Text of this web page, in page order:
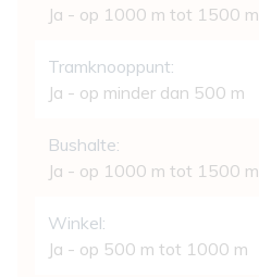
Ja - op 1000 m tot 1500 m
Tramknooppunt:
Ja - op minder dan 500 m
Bushalte:
Ja - op 1000 m tot 1500 m
Winkel:
Ja - op 500 m tot 1000 m